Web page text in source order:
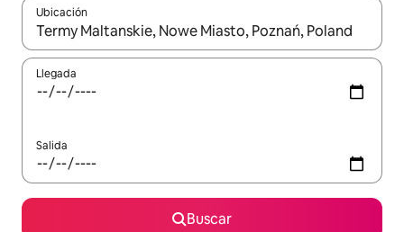
Ubicación
Cuando los resultados estén disponibles, navega con las
Llegada
Salida
Buscar